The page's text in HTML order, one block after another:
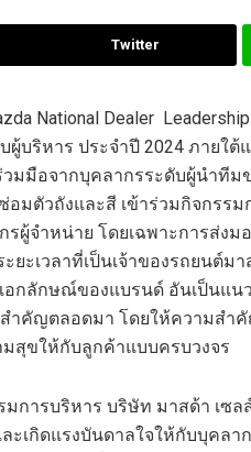
Twitter
National Dealer Leadership
ผู้บริหาร ประจำปี 2024 ภายใต้
มมือจากบุคลากรระดับผู้นำทีม
อมตัวถังและสี เข้าร่วมกิจกรรม
รผู้จำหน่าย โดยเฉพาะการส่งม
ยะเวลาที่เป็นเจ้าของรถยนต์ม
อกลักษณ์ของแบรนด์ อันเป็นแน
ำคัญตลอดมา โดยให้ความสำ
มสุขให้กับลูกค้าแบบครบวงจร
มการบริหาร บริษัท มาสด้า เซล
ะเกิดแรงบันดาลใจให้กับบุคลา